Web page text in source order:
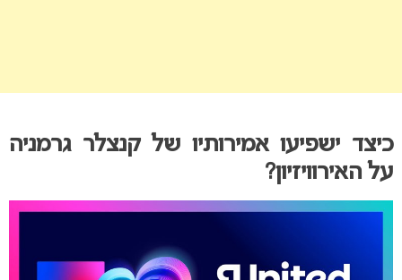
כיצד ישפיעו אמירותיו של קנצלר גרמניה
על האירוויזיון?